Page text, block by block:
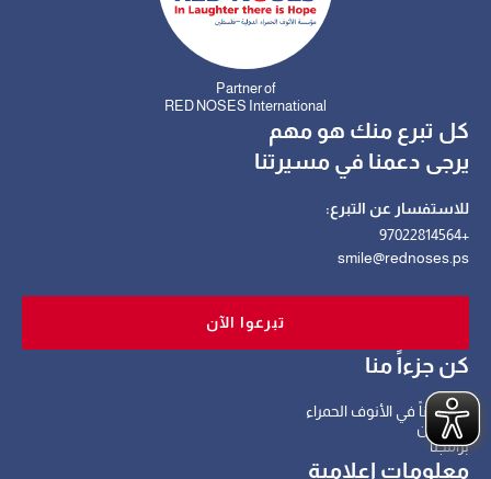
Partner of
RED NOSES International
كل تبرع منك هو مهم
يرجى دعمنا في مسيرتنا
للاستفسار عن التبرع:
+97022814564
smile@rednoses.ps
تبرعوا الآن
كن جزءاً منا
كُن فناناً في الأنوف الحمراء
تبرع الآن
برامجنا
معلومات إعلامية